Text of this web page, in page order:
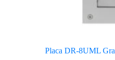
Placa DR-8UML